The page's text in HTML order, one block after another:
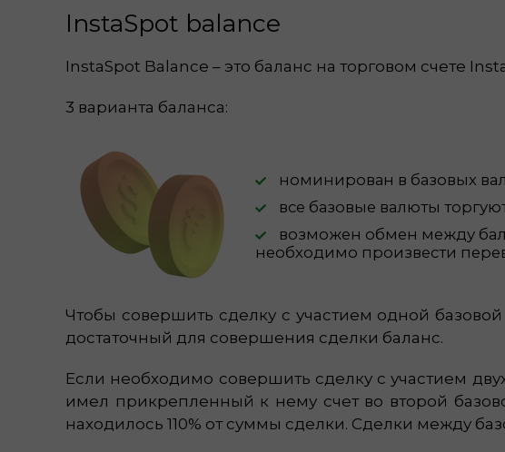
InstaSpot balance
InstaSpot Balance – это баланс на торговом счете
3 варианта баланса:
номинирован в базовых
все базовые валюты
возможен обмен между
необходимо произвести
Чтобы совершить сделку с участием одной
достаточный для совершения сделки баланс.
Если необходимо совершить сделку с участием
имел прикрепленный к нему счет во второй
находилось 110% от суммы сделки. Сделки между